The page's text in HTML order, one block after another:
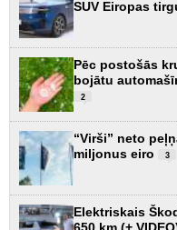
SUV Eiropas
Pēc postošās
bojātu
2
“Virši” neto
miljonus eiro
3
Elektriskais
650 km (+